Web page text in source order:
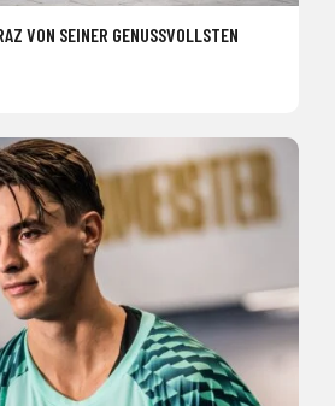
VON SEINER GENUSSVOLLSTEN